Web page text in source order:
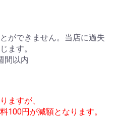
ができません。当店に過失
ます。
間以内
ますが、
100円が減額となります。